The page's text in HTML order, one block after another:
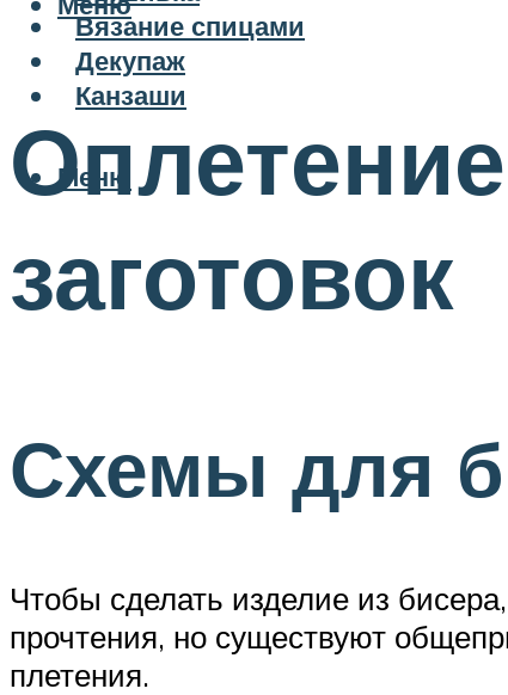
Вязание спицами
Декупаж
Канзаши
Меню
заготовок
Схемы для
Чтобы сделать изделие из
прочтения, но существуют
плетения.